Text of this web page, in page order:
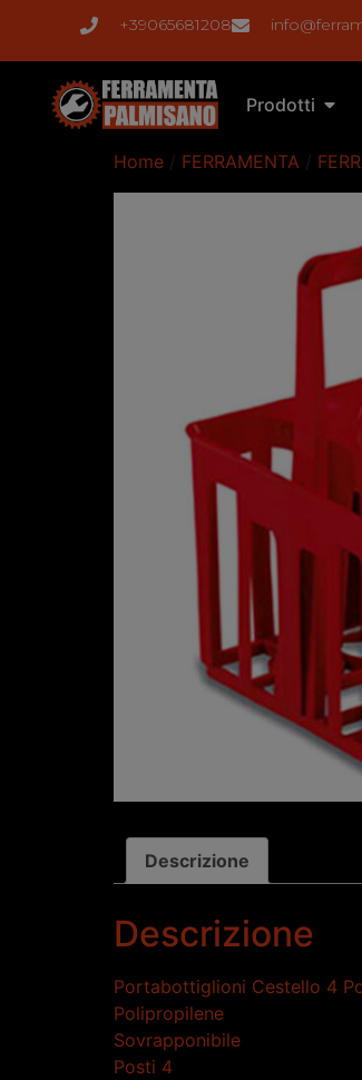
+39065681208
Prodotti
Home / FERRAMENTA /
Descrizione
Descrizione
Portabottiglioni Cestello 4
Polipropilene
Sovrapponibile
Posti 4